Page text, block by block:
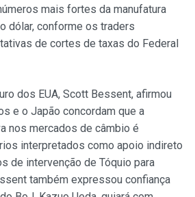
mais fortes da manufatura
dólar, conforme os traders
de cortes de taxas do Federal
dos EUA, Scott Bessent, afirmou
e o Japão concordam que a
nos mercados de câmbio é
interpretados como apoio indireto
de intervenção de Tóquio para
também expressou confiança